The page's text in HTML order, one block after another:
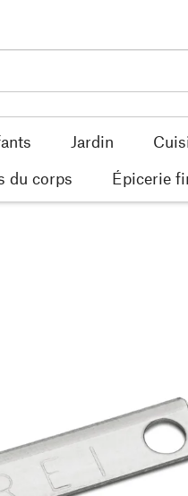
Jardin
du corps Épicerie